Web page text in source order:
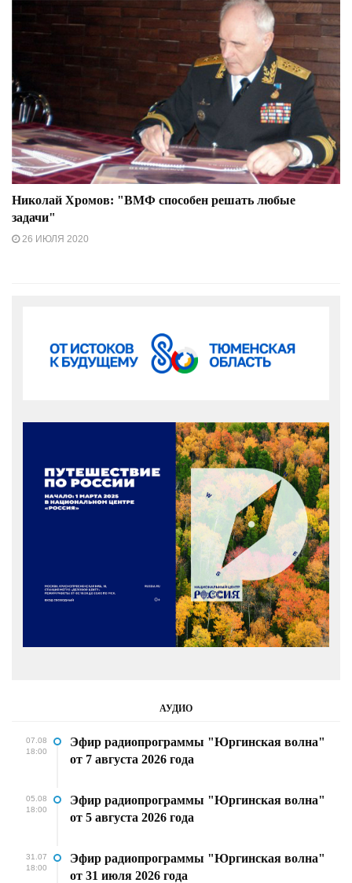
Николай Хромов: "ВМФ способен решать любые
задачи"
26 ИЮЛЯ 2020
АУДИО
07.08
18:00
Эфир радиопрограммы "Юргинская волна"
от 7 августа 2026 года
05.08
18:00
Эфир радиопрограммы "Юргинская волна"
от 5 августа 2026 года
31.07
18:00
Эфир радиопрограммы "Юргинская волна"
от 31 июля 2026 года